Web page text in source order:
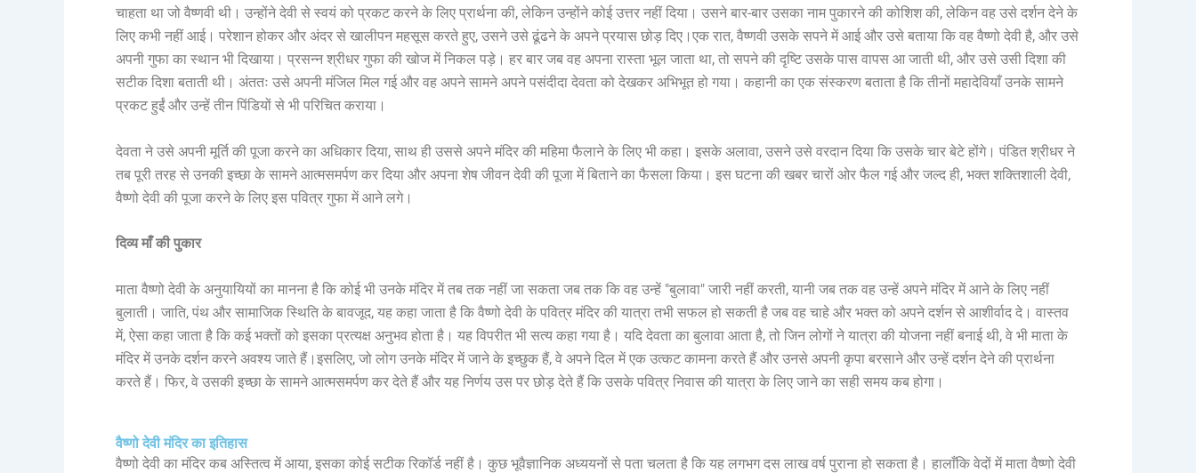
चाहता था जो वैष्णवी थी। उन्होंने देवी से स्वयं को प्रकट करने के लिए प्रार्थना की, लेकिन उन्होंने कोई उत्तर नहीं दिया। उसने बार-बार उसका नाम पुकारने की कोशिश की, लेकिन वह उसे दर्शन देने के
लिए कभी नहीं आई। परेशान होकर और अंदर से खालीपन महसूस करते हुए, उसने उसे ढूंढने के अपने प्रयास छोड़ दिए।एक रात, वैष्णवी उसके सपने में आई और उसे बताया कि वह वैष्णो देवी है, और उसे
अपनी गुफा का स्थान भी दिखाया। प्रसन्न श्रीधर गुफा की खोज में निकल पड़े। हर बार जब वह अपना रास्ता भूल जाता था, तो सपने की दृष्टि उसके पास वापस आ जाती थी, और उसे उसी दिशा की
सटीक दिशा बताती थी। अंततः उसे अपनी मंजिल मिल गई और वह अपने सामने अपने पसंदीदा देवता को देखकर अभिभूत हो गया। कहानी का एक संस्करण बताता है कि तीनों महादेवियाँ उनके सामने
प्रकट हुईं और उन्हें तीन पिंडियों से भी परिचित कराया।
देवता ने उसे अपनी मूर्ति की पूजा करने का अधिकार दिया, साथ ही उससे अपने मंदिर की महिमा फैलाने के लिए भी कहा। इसके अलावा, उसने उसे वरदान दिया कि उसके चार बेटे होंगे। पंडित श्रीधर ने
तब पूरी तरह से उनकी इच्छा के सामने आत्मसमर्पण कर दिया और अपना शेष जीवन देवी की पूजा में बिताने का फैसला किया। इस घटना की खबर चारों ओर फैल गई और जल्द ही, भक्त शक्तिशाली देवी,
वैष्णो देवी की पूजा करने के लिए इस पवित्र गुफा में आने लगे।
दिव्य माँ की पुकार
माता वैष्णो देवी के अनुयायियों का मानना है कि कोई भी उनके मंदिर में तब तक नहीं जा सकता जब तक कि वह उन्हें "बुलावा" जारी नहीं करती, यानी जब तक वह उन्हें अपने मंदिर में आने के लिए नहीं
बुलाती। जाति, पंथ और सामाजिक स्थिति के बावजूद, यह कहा जाता है कि वैष्णो देवी के पवित्र मंदिर की यात्रा तभी सफल हो सकती है जब वह चाहे और भक्त को अपने दर्शन से आशीर्वाद दे। वास्तव
में, ऐसा कहा जाता है कि कई भक्तों को इसका प्रत्यक्ष अनुभव होता है। यह विपरीत भी सत्य कहा गया है। यदि देवता का बुलावा आता है, तो जिन लोगों ने यात्रा की योजना नहीं बनाई थी, वे भी माता के
मंदिर में उनके दर्शन करने अवश्य जाते हैं।इसलिए, जो लोग उनके मंदिर में जाने के इच्छुक हैं, वे अपने दिल में एक उत्कट कामना करते हैं और उनसे अपनी कृपा बरसाने और उन्हें दर्शन देने की प्रार्थना
करते हैं। फिर, वे उसकी इच्छा के सामने आत्मसमर्पण कर देते हैं और यह निर्णय उस पर छोड़ देते हैं कि उसके पवित्र निवास की यात्रा के लिए जाने का सही समय कब होगा।
वैष्णो देवी मंदिर का इतिहास
वैष्णो देवी का मंदिर कब अस्तित्व में आया, इसका कोई सटीक रिकॉर्ड नहीं है। कुछ भूवैज्ञानिक अध्ययनों से पता चलता है कि यह लगभग दस लाख वर्ष पुराना हो सकता है। हालाँकि वेदों में माता वैष्णो देवी